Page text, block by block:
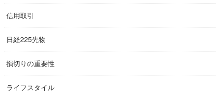
信用取引
日経225先物
損切りの重要性
ライフスタイル